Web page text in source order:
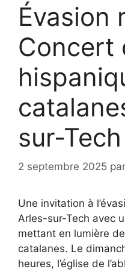
Évasion
Concert
sur-Tech
2 septembre 2025 par
Une invitation à
Arles-sur-Tech avec
mettant en lumière
catalanes. Le
heures, l’église de